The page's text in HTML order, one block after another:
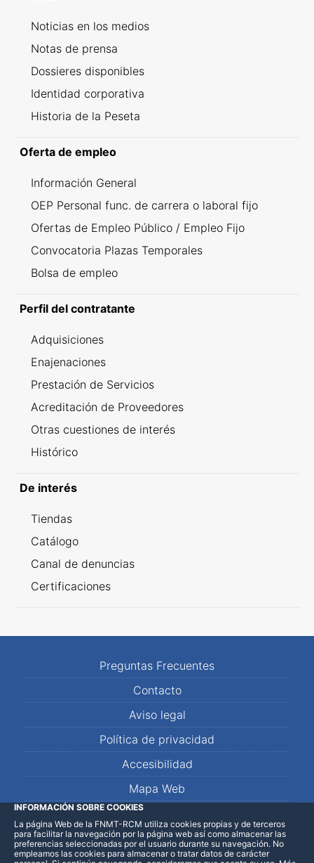
Noticias en los medios
Notas de prensa
Dossieres disponibles
Identidad corporativa
Historia de la Peseta
Oferta de empleo
Información General
OEP Personal func. de carrera o laboral fijo
Ofertas de Empleo Público / Empleo Fijo
Convocatoria Plazas Temporales
Bolsa de empleo
Perfil del contratante
Adquisiciones
Enajenaciones
Prestación de Servicios
Acreditación de Proveedores
Otras cuestiones de interés
Histórico
De interés
Tiendas
Catálogo
Canal de denuncias
Certificaciones
Preguntas Frecuentes
Contacto
Aviso legal
Política de privacidad
Accesibilidad
Mapa Web
LinkedInFacebookWhatsApp
INFORMACIÓN SOBRE COOKIES
La página Web de la FNMT-RCM utiliza cookies propias y de terceros
para facilitar la navegación por la página web así como almacenar las
preferencias seleccionadas por el usuario durante su navegación. No
empleamos las cookies para almacenar o tratar datos de carácter